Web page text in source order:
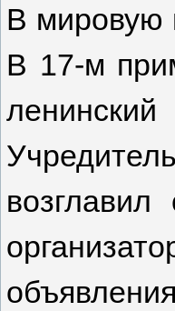
В мировую
В 17-м